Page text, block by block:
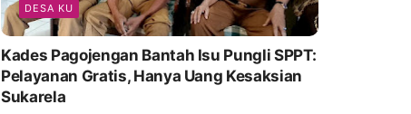
DESA KU
Kades Pagojengan Bantah Isu Pungli SPPT:
Pelayanan Gratis, Hanya Uang Kesaksian
Sukarela